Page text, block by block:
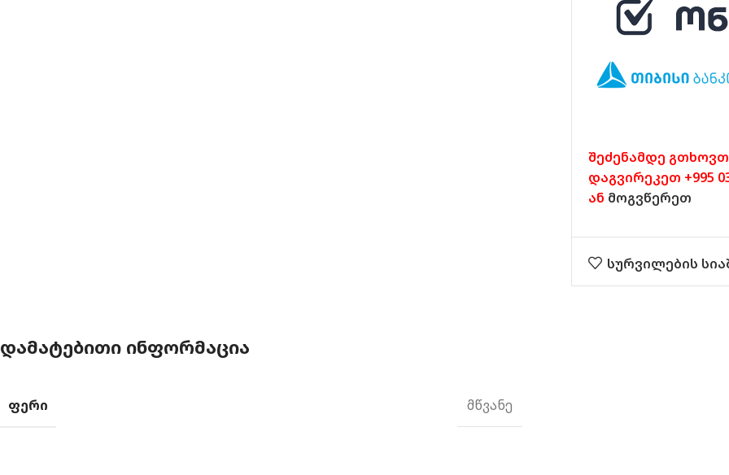
შეძენამდე
დაგვირეკეთ +995
ან მოგვწერეთ
სურვილების
ᲓᲐᲛᲐᲢᲔᲑᲘᲗᲘ ᲘᲜᲤᲝᲠᲛᲐᲪᲘᲐ
ᲤᲔᲠᲘ მწვანე